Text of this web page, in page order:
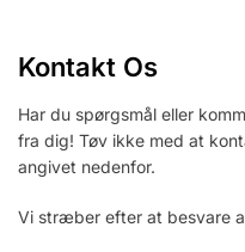
Kontakt Os
Har du spørgsmål eller
fra dig! Tøv ikke med at
angivet nedenfor.
Vi stræber efter at besvare